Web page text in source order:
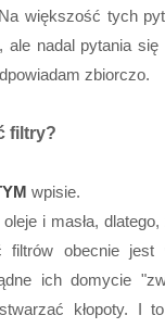
większość tych
ale nadal pytania się
zbiorczo.
filtry?
wpisie.
oleje i masła,
obecnie jest
ich domycie
kłopoty. I